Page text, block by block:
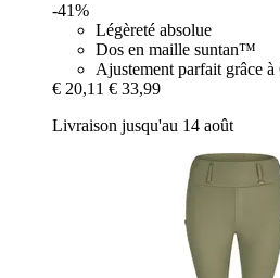
-41%
Légèreté absolue
Dos en maille suntan™
Ajustement parfait grâce
€ 20,11 € 33,99
Livraison jusqu'au 14 août